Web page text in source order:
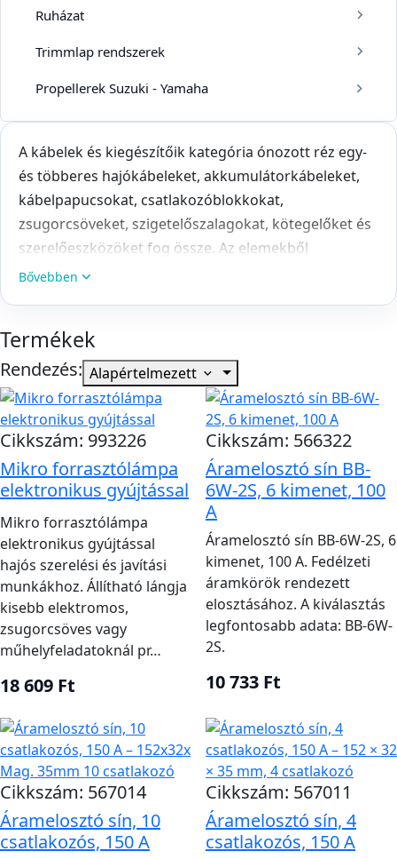
Ruházat
Trimmlap rendszerek
Propellerek Suzuki - Yamaha
A kábelek és kiegészítőik kategória ónozott réz egy-
és többeres hajókábeleket, akkumulátorkábeleket,
kábelpapucsokat, csatlakozóblokkokat,
zsugorcsöveket, szigetelőszalagokat, kötegelőket és
szerelőeszközöket fog össze. Az elemekből
kisfeszültségű fedélzeti áramkör, akkumulátor-
A vezeték keresztmetszetét a tartós és indulási áram,
a teljes oda-vissza hossz, a megengedett
feszültségesés, a környezeti hőmérséklet és a
kötegelés alapján kell méretezni. A nagyobb kábel
sem segít, ha a saru rosszul préselt, az elosztó
alulméretezett vagy a kötés nincs védve nedvesség
és húzás ellen.
Hajókábel-rendszer megtervezése
Terméktípus
vagy szempont
Feladat
Fő választási
feltétel
Egyeres hajókábel
Áram, hossz és
Többeres kábel
vezetett
áramkörök
átmérő és
hajlíthatóság
Akkumulátorkábel
Nagyáramú
összekötés
Keresztmetszet,
saru és rövid
vezetékút
Bővebben
Termékek
Rendezés: Alapértelmezett
Cikkszám: 993226
Mikro forrasztólámpa
elektronikus gyújtással
Mikro forrasztólámpa
elektronikus gyújtással
hajós szerelési és javítási
munkákhoz. Állítható lángja
kisebb elektromos,
zsugorcsöves vagy
műhelyfeladatoknál pr…
18 609 Ft
Cikkszám: 566322
Áramelosztó sín BB-
6W-2S, 6 kimenet, 100
A
Áramelosztó sín BB-6W-2S, 6
kimenet, 100 A. Fedélzeti
áramkörök rendezett
elosztásához. A kiválasztás
legfontosabb adata: BB-6W-
2S.
10 733 Ft
Cikkszám: 567014
Áramelosztó sín, 10
csatlakozós, 150 A
Cikkszám: 567011
Áramelosztó sín, 4
csatlakozós, 150 A